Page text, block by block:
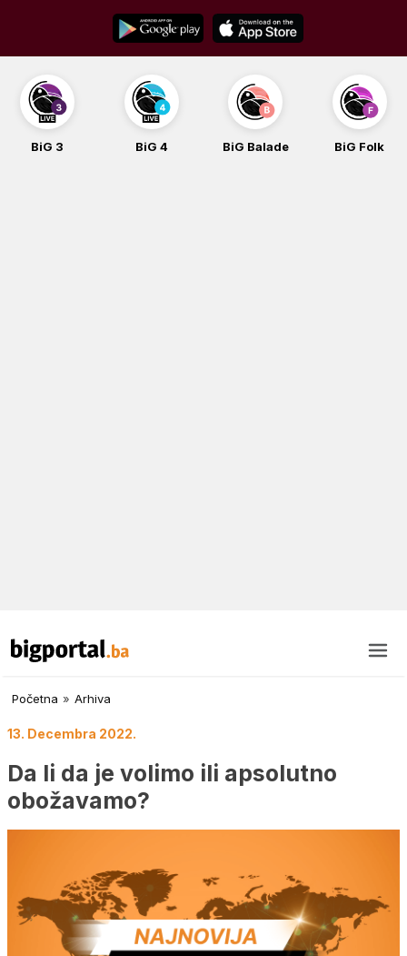
content
BiG 3 BiG 4 BiG Balade BiG Folk
Početna » Arhiva
13. Decembra 2022.
Da li da je volimo ili apsolutno
obožavamo?